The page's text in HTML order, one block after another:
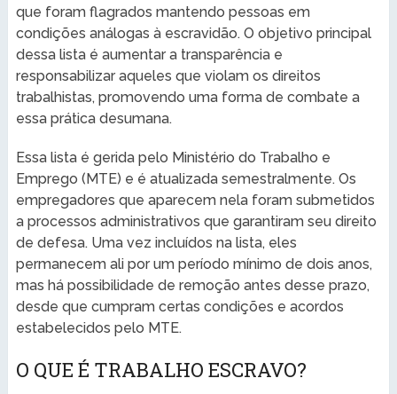
que foram flagrados mantendo pessoas em
condições análogas à escravidão. O objetivo principal
dessa lista é aumentar a transparência e
responsabilizar aqueles que violam os direitos
trabalhistas, promovendo uma forma de combate a
essa prática desumana.
Essa lista é gerida pelo Ministério do Trabalho e
Emprego (MTE) e é atualizada semestralmente. Os
empregadores que aparecem nela foram submetidos
a processos administrativos que garantiram seu direito
de defesa. Uma vez incluídos na lista, eles
permanecem ali por um período mínimo de dois anos,
mas há possibilidade de remoção antes desse prazo,
desde que cumpram certas condições e acordos
estabelecidos pelo MTE.
O QUE É TRABALHO ESCRAVO?